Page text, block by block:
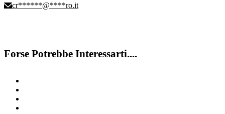
cr******@****ro.it
Forse Potrebbe Interessarti....